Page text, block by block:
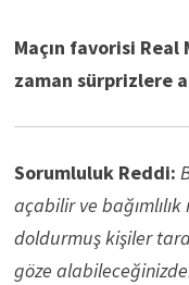
Maçın favorisi
zaman sürprizlere
Sorumluluk Reddi:
açabilir ve bağımlılık
doldurmuş kişiler
göze